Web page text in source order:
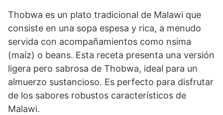
Thobwa es un plato tradicional de Malawi que
consiste en una sopa espesa y rica, a menudo
servida con acompañamientos como nsima
(maíz) o beans. Esta receta presenta una versión
ligera pero sabrosa de Thobwa, ideal para un
almuerzo sustancioso. Es perfecto para disfrutar
de los sabores robustos característicos de
Malawi.